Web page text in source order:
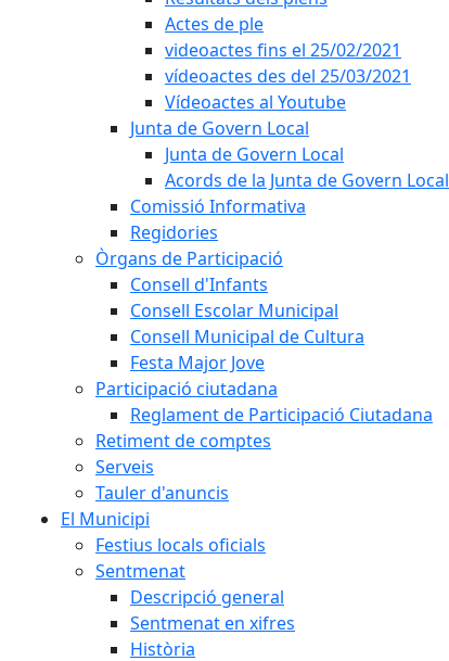
Actes de ple
videoactes fins el 25/02/2021
vídeoactes des del 25/03/2021
Vídeoactes al Youtube
Junta de Govern Local
Junta de Govern Local
Acords de la Junta de Govern Local
Comissió Informativa
Regidories
Òrgans de Participació
Consell d'Infants
Consell Escolar Municipal
Consell Municipal de Cultura
Festa Major Jove
Participació ciutadana
Reglament de Participació Ciutadana
Retiment de comptes
Serveis
Tauler d'anuncis
El Municipi
Festius locals oficials
Sentmenat
Descripció general
Sentmenat en xifres
Història